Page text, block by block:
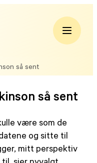
så sent
så sent
være som de
og sitte til
mitt perspektiv